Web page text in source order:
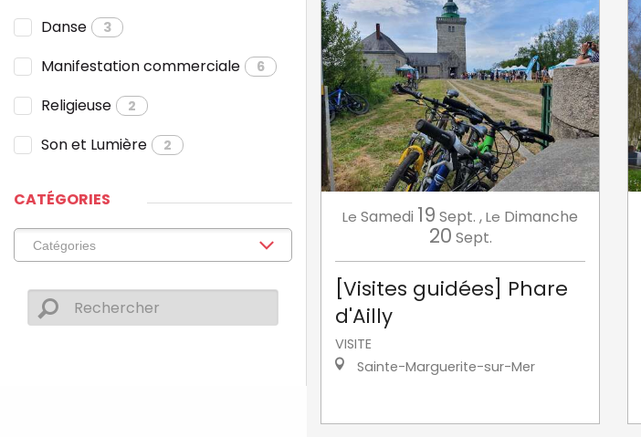
Danse 3
Manifestation commerciale 6
Religieuse 2
Son et Lumière 2
CATÉGORIES
Le Samedi 19 Sept. ,Le Dimanche
20 Sept.
[Visites guidées] Phare
d'Ailly
VISITE
Sainte-Marguerite-sur-Mer